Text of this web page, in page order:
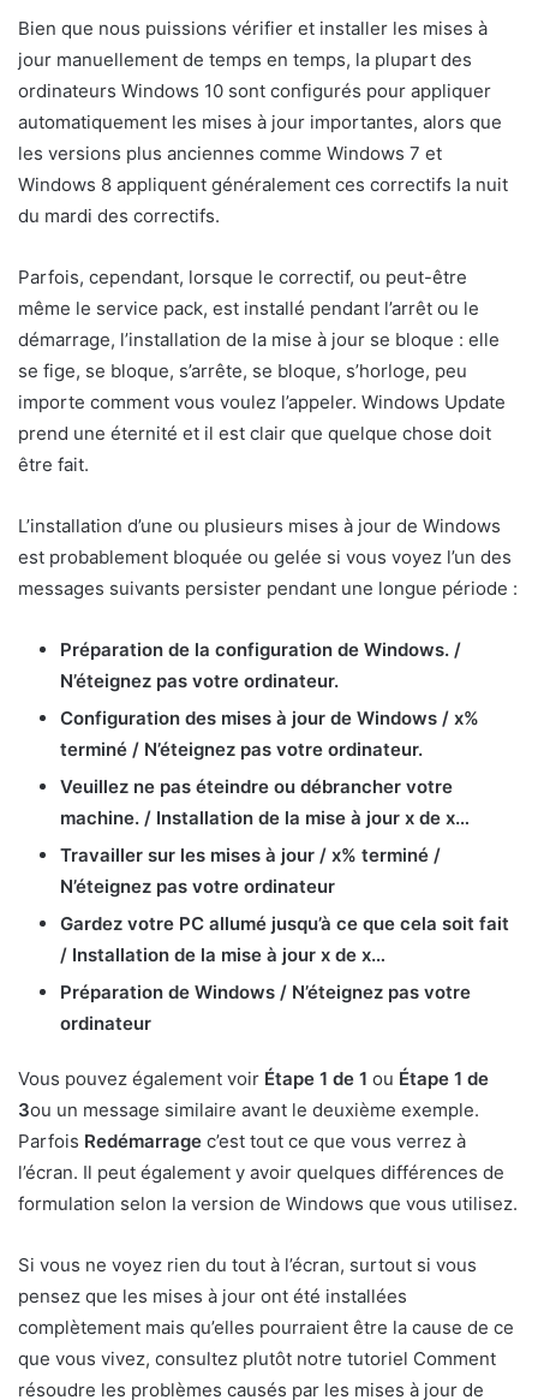
Bien que nous puissions vérifier et installer les mises à
jour manuellement de temps en temps, la plupart des
ordinateurs Windows 10 sont configurés pour appliquer
automatiquement les mises à jour importantes, alors que
les versions plus anciennes comme Windows 7 et
Windows 8 appliquent généralement ces correctifs la nuit
du mardi des correctifs.
Parfois, cependant, lorsque le correctif, ou peut-être
même le service pack, est installé pendant l’arrêt ou le
démarrage, l’installation de la mise à jour se bloque : elle
se fige, se bloque, s’arrête, se bloque, s’horloge, peu
importe comment vous voulez l’appeler. Windows Update
prend une éternité et il est clair que quelque chose doit
être fait.
L’installation d’une ou plusieurs mises à jour de Windows
est probablement bloquée ou gelée si vous voyez l’un des
messages suivants persister pendant une longue période :
Préparation de la configuration de Windows. /
N’éteignez pas votre ordinateur.
Configuration des mises à jour de Windows / x%
terminé / N’éteignez pas votre ordinateur.
Veuillez ne pas éteindre ou débrancher votre
machine. / Installation de la mise à jour x de x…
Travailler sur les mises à jour / x% terminé /
N’éteignez pas votre ordinateur
Gardez votre PC allumé jusqu’à ce que cela soit fait
/ Installation de la mise à jour x de x…
Préparation de Windows / N’éteignez pas votre
ordinateur
Vous pouvez également voir Étape 1 de 1 ou Étape 1 de
3ou un message similaire avant le deuxième exemple.
Parfois Redémarrage c’est tout ce que vous verrez à
l’écran. Il peut également y avoir quelques différences de
formulation selon la version de Windows que vous utilisez.
Si vous ne voyez rien du tout à l’écran, surtout si vous
pensez que les mises à jour ont été installées
complètement mais qu’elles pourraient être la cause de ce
que vous vivez, consultez plutôt notre tutoriel Comment
résoudre les problèmes causés par les mises à jour de